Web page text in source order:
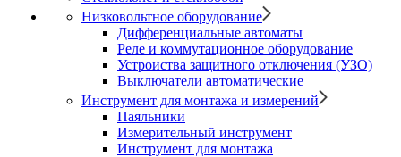
Низковольтное оборудование
Дифференциальные автоматы
Реле и коммутационное оборудование
Устроиства защитного отключения (УЗО)
Выключатели автоматические
Инструмент для монтажа и измерений
Паяльники
Измерительный инструмент
Инструмент для монтажа